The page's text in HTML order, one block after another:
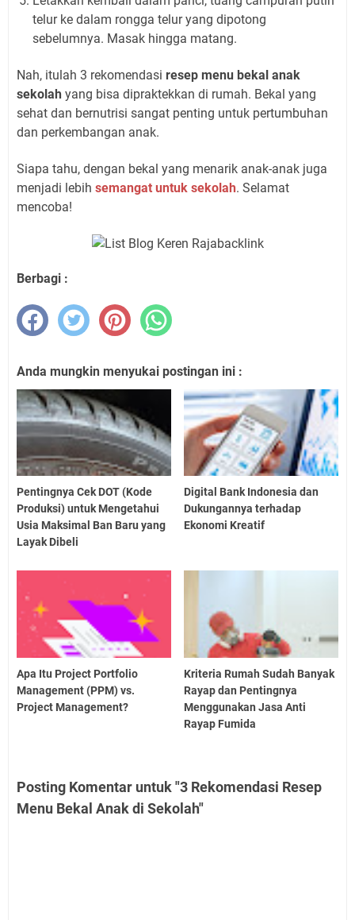
telur ke dalam rongga telur yang dipotong
sebelumnya. Masak hingga matang.
Nah, itulah 3 rekomendasi resep menu bekal anak
sekolah yang bisa dipraktekkan di rumah. Bekal yang
sehat dan bernutrisi sangat penting untuk pertumbuhan
dan perkembangan anak.
Siapa tahu, dengan bekal yang menarik anak-anak juga
menjadi lebih semangat untuk sekolah. Selamat
mencoba!
Berbagi :
Anda mungkin menyukai postingan ini :
Pentingnya Cek DOT (Kode
Produksi) untuk Mengetahui
Usia Maksimal Ban Baru yang
Layak Dibeli
Digital Bank Indonesia dan
Dukungannya terhadap
Ekonomi Kreatif
Apa Itu Project Portfolio
Management (PPM) vs.
Project Management?
Kriteria Rumah Sudah Banyak
Rayap dan Pentingnya
Menggunakan Jasa Anti
Rayap Fumida
Posting Komentar untuk "3 Rekomendasi Resep
Menu Bekal Anak di Sekolah"